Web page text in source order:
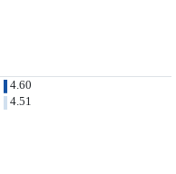
4.60
4.51